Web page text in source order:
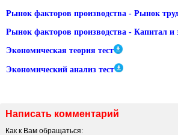
Рынок факторов производства - Рынок
Рынок факторов производства - Капитал и
Экономическая теория тест
Экономический анализ тест
Написать комментарий
Как к Вам обращаться: